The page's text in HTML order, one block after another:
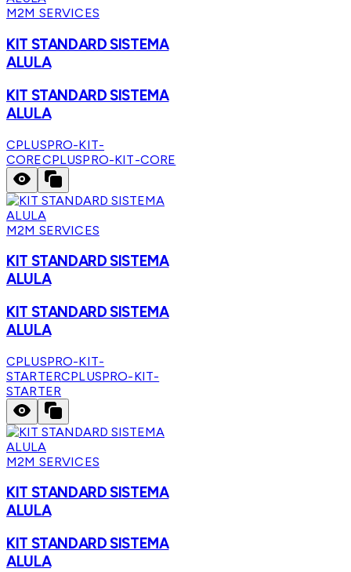
M2M SERVICES
KIT STANDARD SISTEMA
ALULA
KIT STANDARD SISTEMA
ALULA
CPLUSPRO-KIT-
CORECPLUSPRO-KIT-CORE
M2M SERVICES
KIT STANDARD SISTEMA
ALULA
KIT STANDARD SISTEMA
ALULA
CPLUSPRO-KIT-
STARTERCPLUSPRO-KIT-
STARTER
M2M SERVICES
KIT STANDARD SISTEMA
ALULA
KIT STANDARD SISTEMA
ALULA